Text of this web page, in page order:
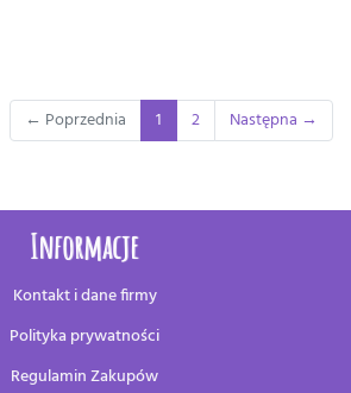
← Poprzednia 1 (current)
2 Następna →
Informacje
Kontakt i dane firmy
Polityka prywatności
Regulamin Zakupów